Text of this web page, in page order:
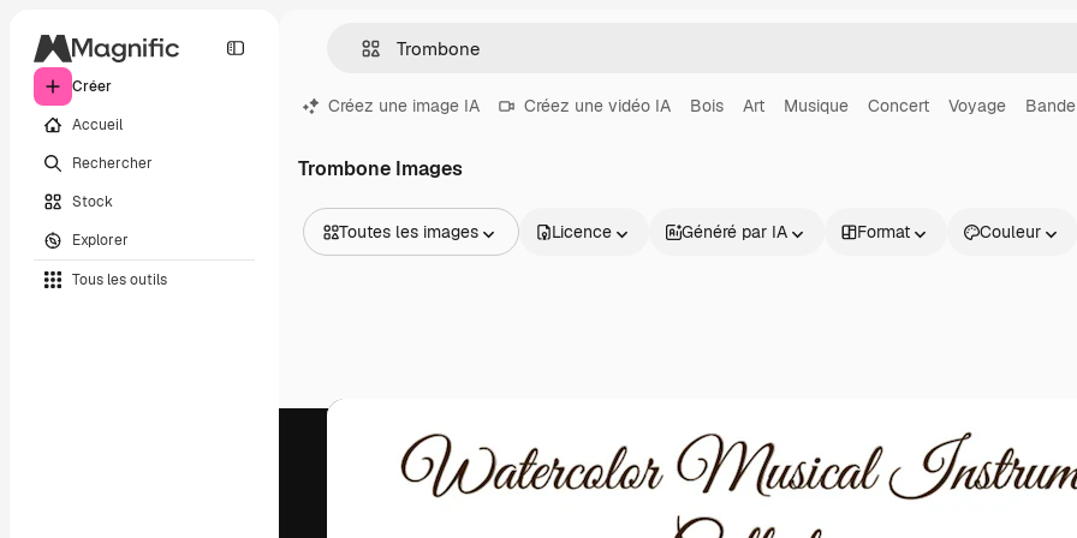
Créer
Accueil
Rechercher
Stock
Explorer
Tous les outils
Créez une image IA Créez une vidéo IA Bois Art Musique Concert Voyage Bande
Trombone Images
Toutes les images
Vidéos
Graphiques animés
Templates vidéos
Licence Généré par IA Format Couleur